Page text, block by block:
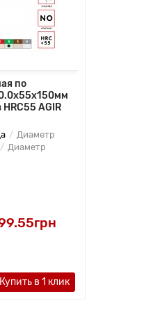
по
AGIR
Диаметр
Диаметр
Купить в 1 клик